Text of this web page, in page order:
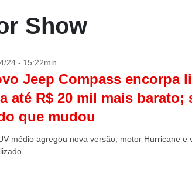
Show
24 - 15:22min
Jeep Compass encorpa
até R$ 20 mil mais barato;
que mudou
médio agregou nova versão, motor Hurricane e